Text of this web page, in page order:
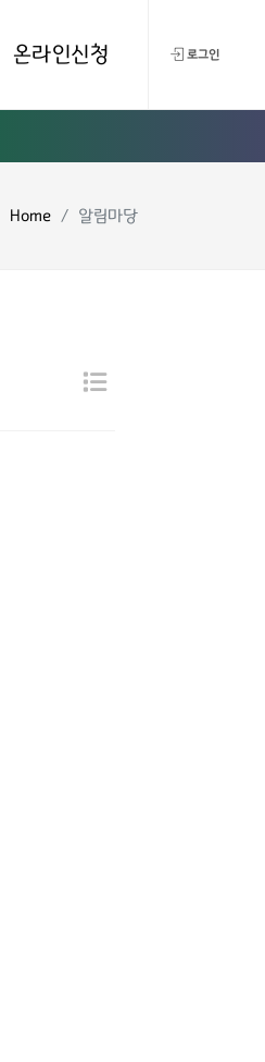
온라인신청 로그인
Home 알림마당